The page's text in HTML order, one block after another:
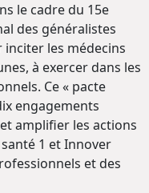
le cadre du 15e
des généralistes
inciter les médecins
à exercer dans les
Ce « pacte
engagements
amplifier les actions
1 et Innover
et des